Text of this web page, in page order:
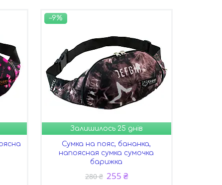
–9%
Залишилось 25 днів
Сумка на пояс, бананка,
напоясная сумка сумочка
барижка
280 ₴ 255 ₴